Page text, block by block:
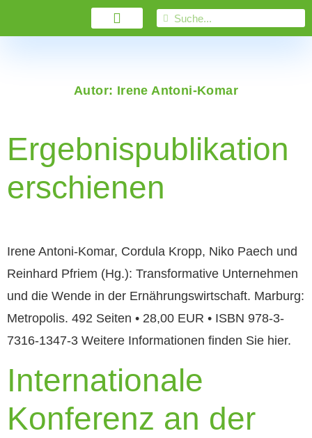
Autor: Irene Antoni-Komar
Ergebnispublikation
erschienen
Irene Antoni-Komar, Cordula Kropp, Niko Paech und
Reinhard Pfriem (Hg.): Transformative Unternehmen
und die Wende in der Ernährungswirtschaft. Marburg:
Metropolis. 492 Seiten • 28,00 EUR • ISBN 978-3-
7316-1347-3 Weitere Informationen finden Sie hier.
Internationale
Konferenz an der